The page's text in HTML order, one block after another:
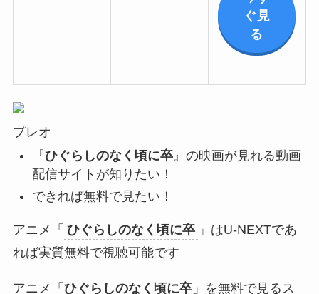
ぐ見
る
プレオ
『ひぐらしのなく頃に卒』の映画が見れる動画
配信サイトが知りたい！
できれば無料で見たい！
アニメ「 ひぐらしのなく頃に卒 」はU-NEXTであ
れば実質無料で視聴可能です
アニメ「 ひぐらしのなく頃に卒」を無料で見るス